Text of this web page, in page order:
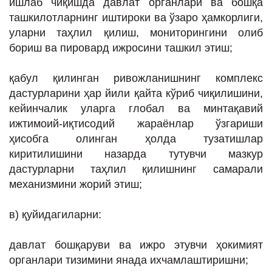
ишлаб чиқишда давлат органлари ва бошқа
ташкилотларнинг иштироки ва ўзаро ҳамкорлиги,
уларни таҳлил қилиш, мониторингини олиб
бориш ва пировард ижросини ташкил этиш;
қабул қилинган ривожланишнинг комплекс
дастурларини ҳар йили қайта кўриб чиқилишини,
кейинчалик уларга глобал ва минтақавий
ижтимоий-иқтисодий жараёнлар ўзгариши
ҳисобга олинган ҳолда тузатишлар
киритилишини назарда тутувчи мазкур
дастурларни таҳлил қилишнинг самарали
механизмини жорий этиш;
в) қуйидагиларни:
давлат бошқаруви ва ижро этувчи ҳокимият
органлари тизимини янада ихчамлаштиришни;